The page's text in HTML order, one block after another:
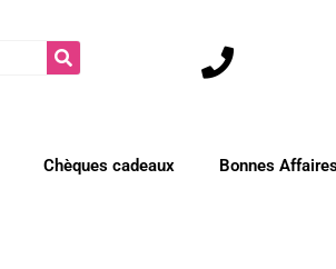
Chèques cadeaux Bonnes